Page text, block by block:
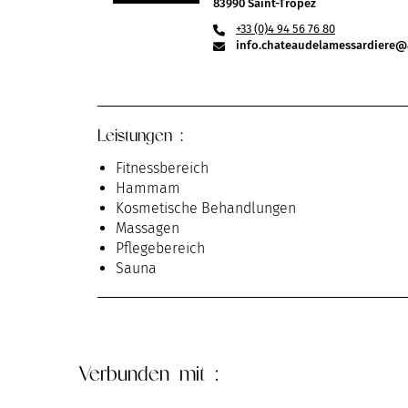
83990 Saint-Tropez
+33 (0)4 94 56 76 80
Leistungen :
Fitnessbereich
Hammam
Kosmetische Behandlungen
Massagen
Pflegebereich
Sauna
Verbunden mit :